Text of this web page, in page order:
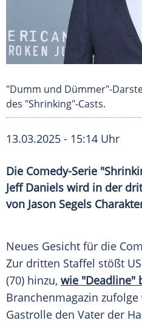
"Dumm und Dümmer"-
des "Shrinking"-Casts.
13.03.2025 - 15:14 Uhr
Die Comedy-Serie
Jeff Daniels wird in der
von Jason Segels
Neues Gesicht für die
Zur dritten Staffel stößt
(70) hinzu, wie "Deadline"
Branchenmagazin
Gastrolle den Vater der